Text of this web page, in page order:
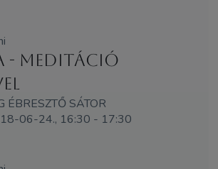
- meditáció
ÉBRESZTŐ SÁTOR
06-24., 16:30 - 17:30